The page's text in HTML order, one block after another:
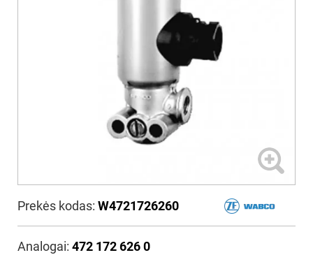
Prekės kodas: W4721726260
Analogai: 472 172 626 0